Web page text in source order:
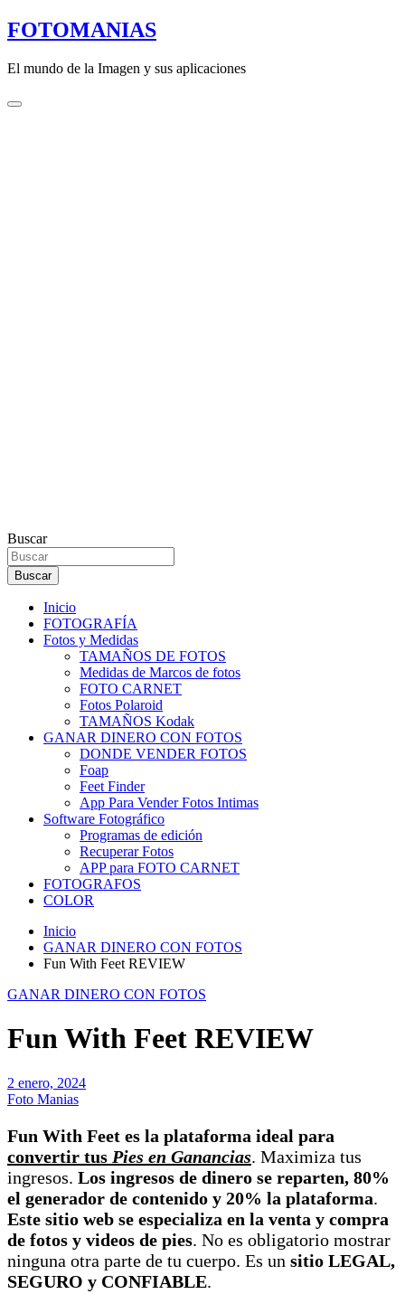
Saltar
al
FOTOMANIAS
El mundo de la Imagen y sus aplicaciones
Buscar
Buscar
Inicio
FOTOGRAFÍA
Fotos y Medidas
TAMAÑOS DE FOTOS
Medidas de Marcos de fotos
FOTO CARNET
Fotos Polaroid
TAMAÑOS Kodak
GANAR DINERO CON FOTOS
DONDE VENDER FOTOS
Foap
Feet Finder
App Para Vender Fotos Intimas
Software Fotográfico
Programas de edición
Recuperar Fotos
APP para FOTO CARNET
FOTOGRAFOS
COLOR
Inicio
GANAR DINERO CON FOTOS
Fun With Feet REVIEW
GANAR DINERO CON FOTOS
Fun With Feet REVIEW
2 enero, 2024
Foto Manias
Fun With Feet es la plataforma ideal para
convertir tus Pies en Ganancias. Maximiza tus
ingresos. Los ingresos de dinero se reparten, 80%
el generador de contenido y 20% la plataforma.
Este sitio web se especializa en la venta y compra
de fotos y videos de pies. No es obligatorio mostrar
ninguna otra parte de tu cuerpo. Es un sitio LEGAL,
SEGURO y CONFIABLE.